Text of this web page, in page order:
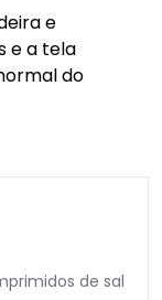
e
e a tela
do
de sal